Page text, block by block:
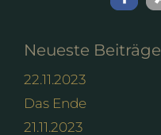
Neueste Beiträge
22.11.2023
Das Ende
21.11.2023